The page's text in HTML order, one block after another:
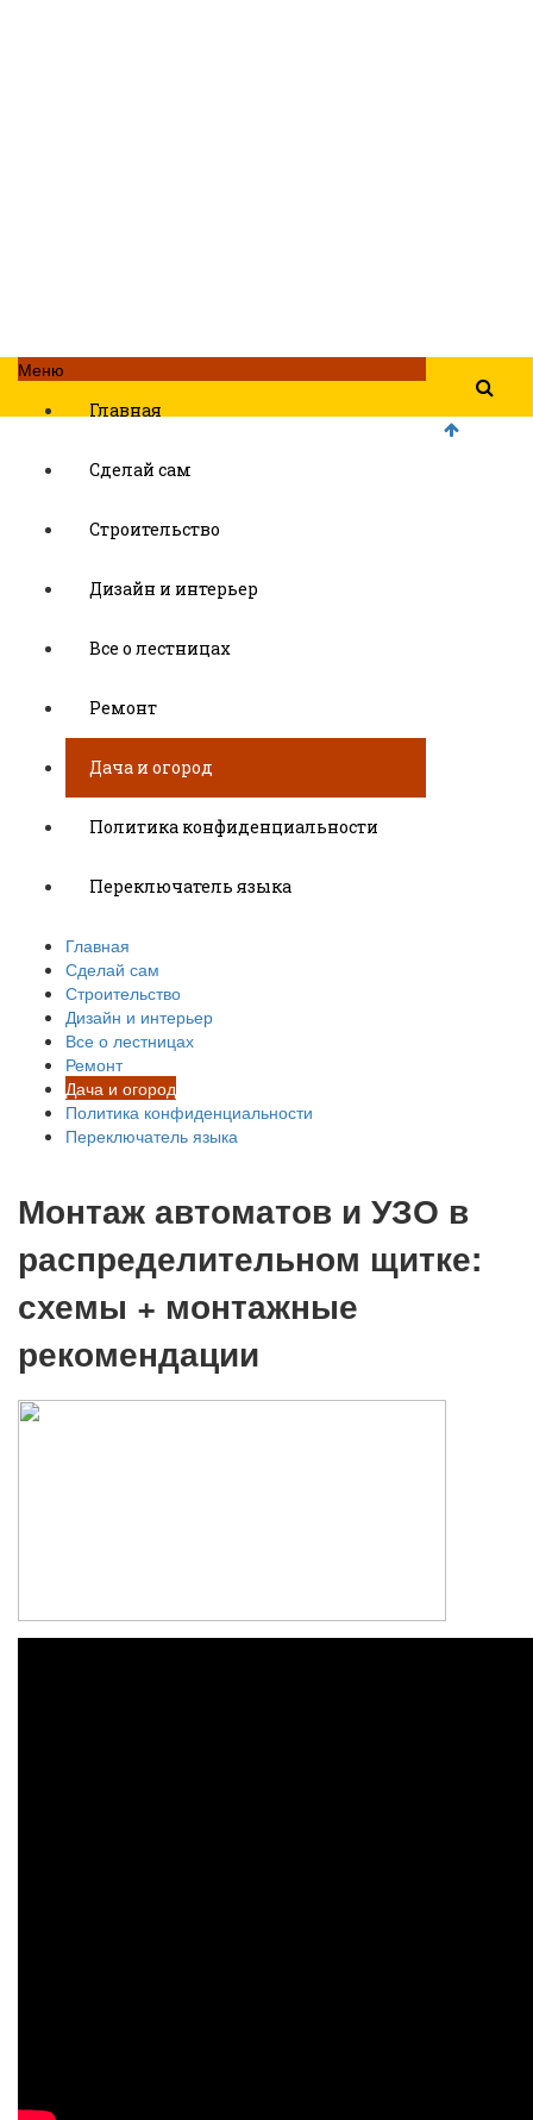
Меню
Главная
Сделай сам
Строительство
Дизайн и интерьер
Все о лестницах
Ремонт
Дача и огород
Политика конфиденциальности
Переключатель языка
Главная
Сделай сам
Строительство
Дизайн и интерьер
Все о лестницах
Ремонт
Дача и огород
Политика конфиденциальности
Переключатель языка
Монтаж автоматов и УЗО в
распределительном щитке:
схемы + монтажные
рекомендации